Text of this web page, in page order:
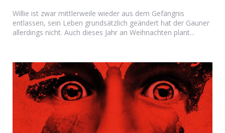
Willie ist zwar mittlerweile wieder aus dem Gefängnis
entlassen, sein Leben grundsätzlich geändert hat der Gauner
allerdings nicht. Auch dieses Jahr an Weihnachten plant...